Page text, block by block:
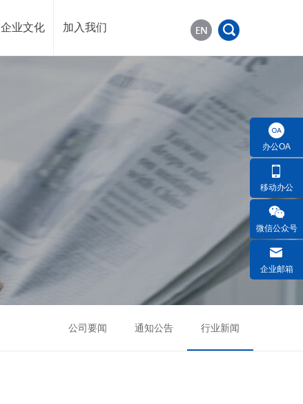
企业文化 加入我们
办公OA
移动办公
微信公众号
企业邮箱
公司要闻 通知公告 行业新闻